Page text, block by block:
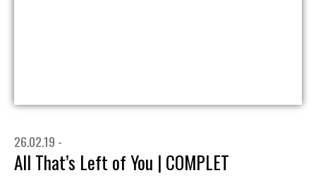
26.02.19 -
All That’s Left of You | COMPLET